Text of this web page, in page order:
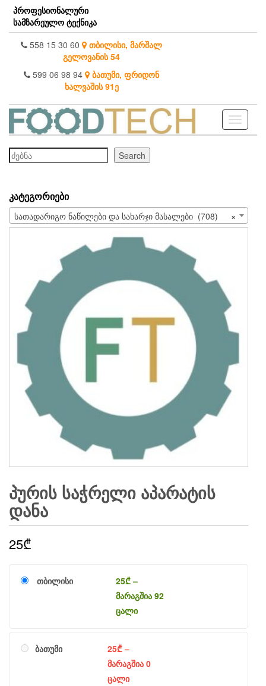
Skip
the
content
პროფესიონალური
სამზარეულო ტექნიკა
558 15 30 60 თბილისი, მარშალ
გელოვანის 54
599 06 98 94 ბათუმი, ფრიდონ
ხალვაშის 91ე
Toggle
ძებნა
Search
ᲙᲐᲢᲔᲒᲝᲠᲘᲔᲑᲘ
×
სათადარიგო ნაწილები და სახარჯი მასალები (708)
ᲞᲣᲠᲘᲡ ᲡᲐᲭᲠᲔᲚᲘ ᲐᲞᲐᲠᲐᲢᲘᲡ
ᲓᲐᲜᲐ
25₾
თბილისი 25₾–
მარაგშია 92
ცალი
ბათუმი 25₾–
მარაგშია 0
ცალი